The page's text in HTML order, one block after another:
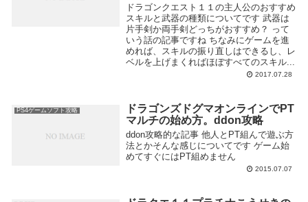
ドラゴンクエスト１１の主人公のおすすめ
スキルと武器の種類についてです 武器は
片手剣か両手剣どっちがおすすめ？ って
いう話の記事ですね ちなみにゲームを進
めれば、スキルの振り直しはできるし、レ
ベルを上げまくればほぼすべてのスキル...
2017.07.28
PS4ゲームソフト攻略
ドラゴンズドグマオンラインでPT
マルチの始め方。ddon攻略
ddon攻略的な記事 他人とPT組んで遊ぶ方
法とかそんな感じについてです ゲーム始
めてすぐにはPT組めません
2015.07.07